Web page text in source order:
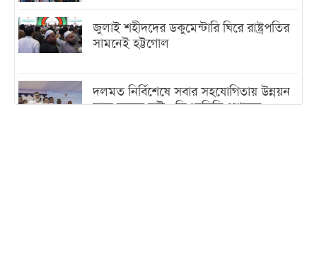
জুলাই শহীদদের ডকুমেন্টারি ঘিরে রাষ্ট্রপতির
সামনেই হট্টগোল
দলমত নির্বিশেষে সবার সহযোগিতায় উন্নয়ন
কাজ করতে চাই : ডিএনসিসি প্রশাসক